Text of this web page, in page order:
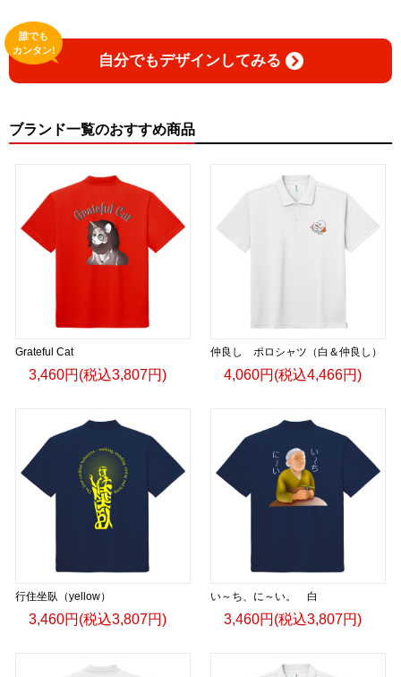
自分でもデザインしてみる
誰でも
カンタン!
ブランド一覧のおすすめ商品
Grateful Cat
3,460円(税込3,807円)
仲良し ポロシャツ（白＆仲良し）
4,060円(税込4,466円)
行住坐臥（yellow）
3,460円(税込3,807円)
い～ち、に～い。 白
3,460円(税込3,807円)